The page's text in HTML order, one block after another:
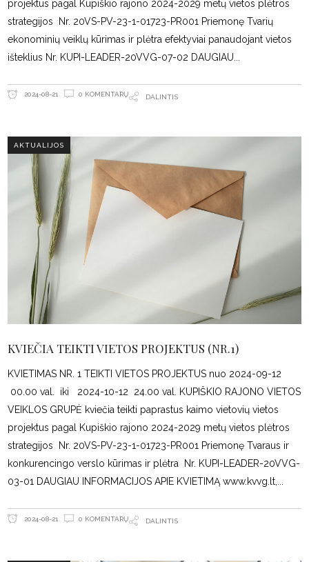
projektus pagal Kupiškio rajono 2024-2029 metų vietos plėtros
strategijos Nr. 20VS-PV-23-1-01723-PR001 Priemonę Tvarių
ekonominių veiklų kūrimas ir plėtra efektyviai panaudojant vietos
išteklius Nr. KUPI-LEADER-20VVG-07-02 DAUGIAU
2024-08-21 0 KOMENTARŲ DALINTIS
AKTUALIJOS
KVIEČIA TEIKTI VIETOS PROJEKTUS (NR.1)
KVIETIMAS NR. 1 TEIKTI VIETOS PROJEKTUS nuo 2024-09-12
00.00 val. iki 2024-10-12 24.00 val. KUPIŠKIO RAJONO VIETOS
VEIKLOS GRUPĖ kviečia teikti paprastus kaimo vietovių vietos
projektus pagal Kupiškio rajono 2024-2029 metų vietos plėtros
strategijos Nr. 20VS-PV-23-1-01723-PR001 Priemonę Tvaraus ir
konkurencingo verslo kūrimas ir plėtra Nr. KUPI-LEADER-20VVG-
03-01 DAUGIAU INFORMACIJOS APIE KVIETIMĄ www.kvvg.lt,
2024-08-21 0 KOMENTARŲ DALINTIS